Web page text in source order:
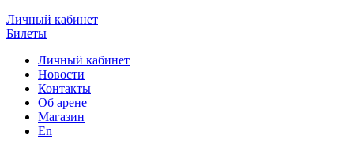
Личный кабинет
Билеты
Личный кабинет
Новости
Контакты
Об арене
Магазин
En